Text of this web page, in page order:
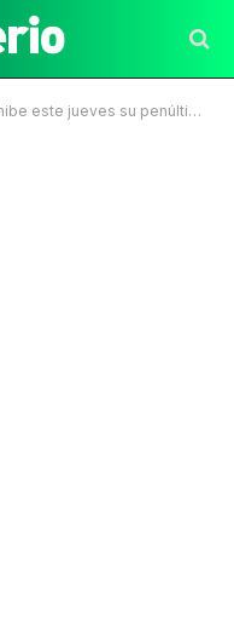
jueves su penúltimo capítulo